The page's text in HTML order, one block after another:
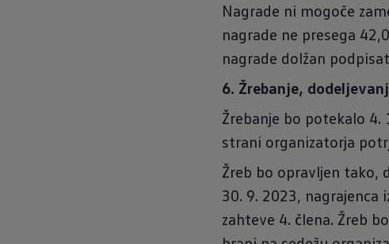
Nagrade ni mogoče
nagrade ne presega
nagrade dolžan
6. Žrebanje,
Žrebanje bo potekalo 4.
strani organizatorja
Žreb bo opravljen tako,
30. 9. 2023, nagrajenca
zahteve 4. člena. Žreb